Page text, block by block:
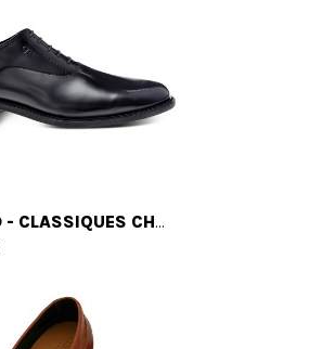
ROCKFORD - CLASSIQUES CHAUSSURES REHAUSSANTES EN CUIR SHELL CORDOVAN DE 6 CM À 8 CM EN PLUS